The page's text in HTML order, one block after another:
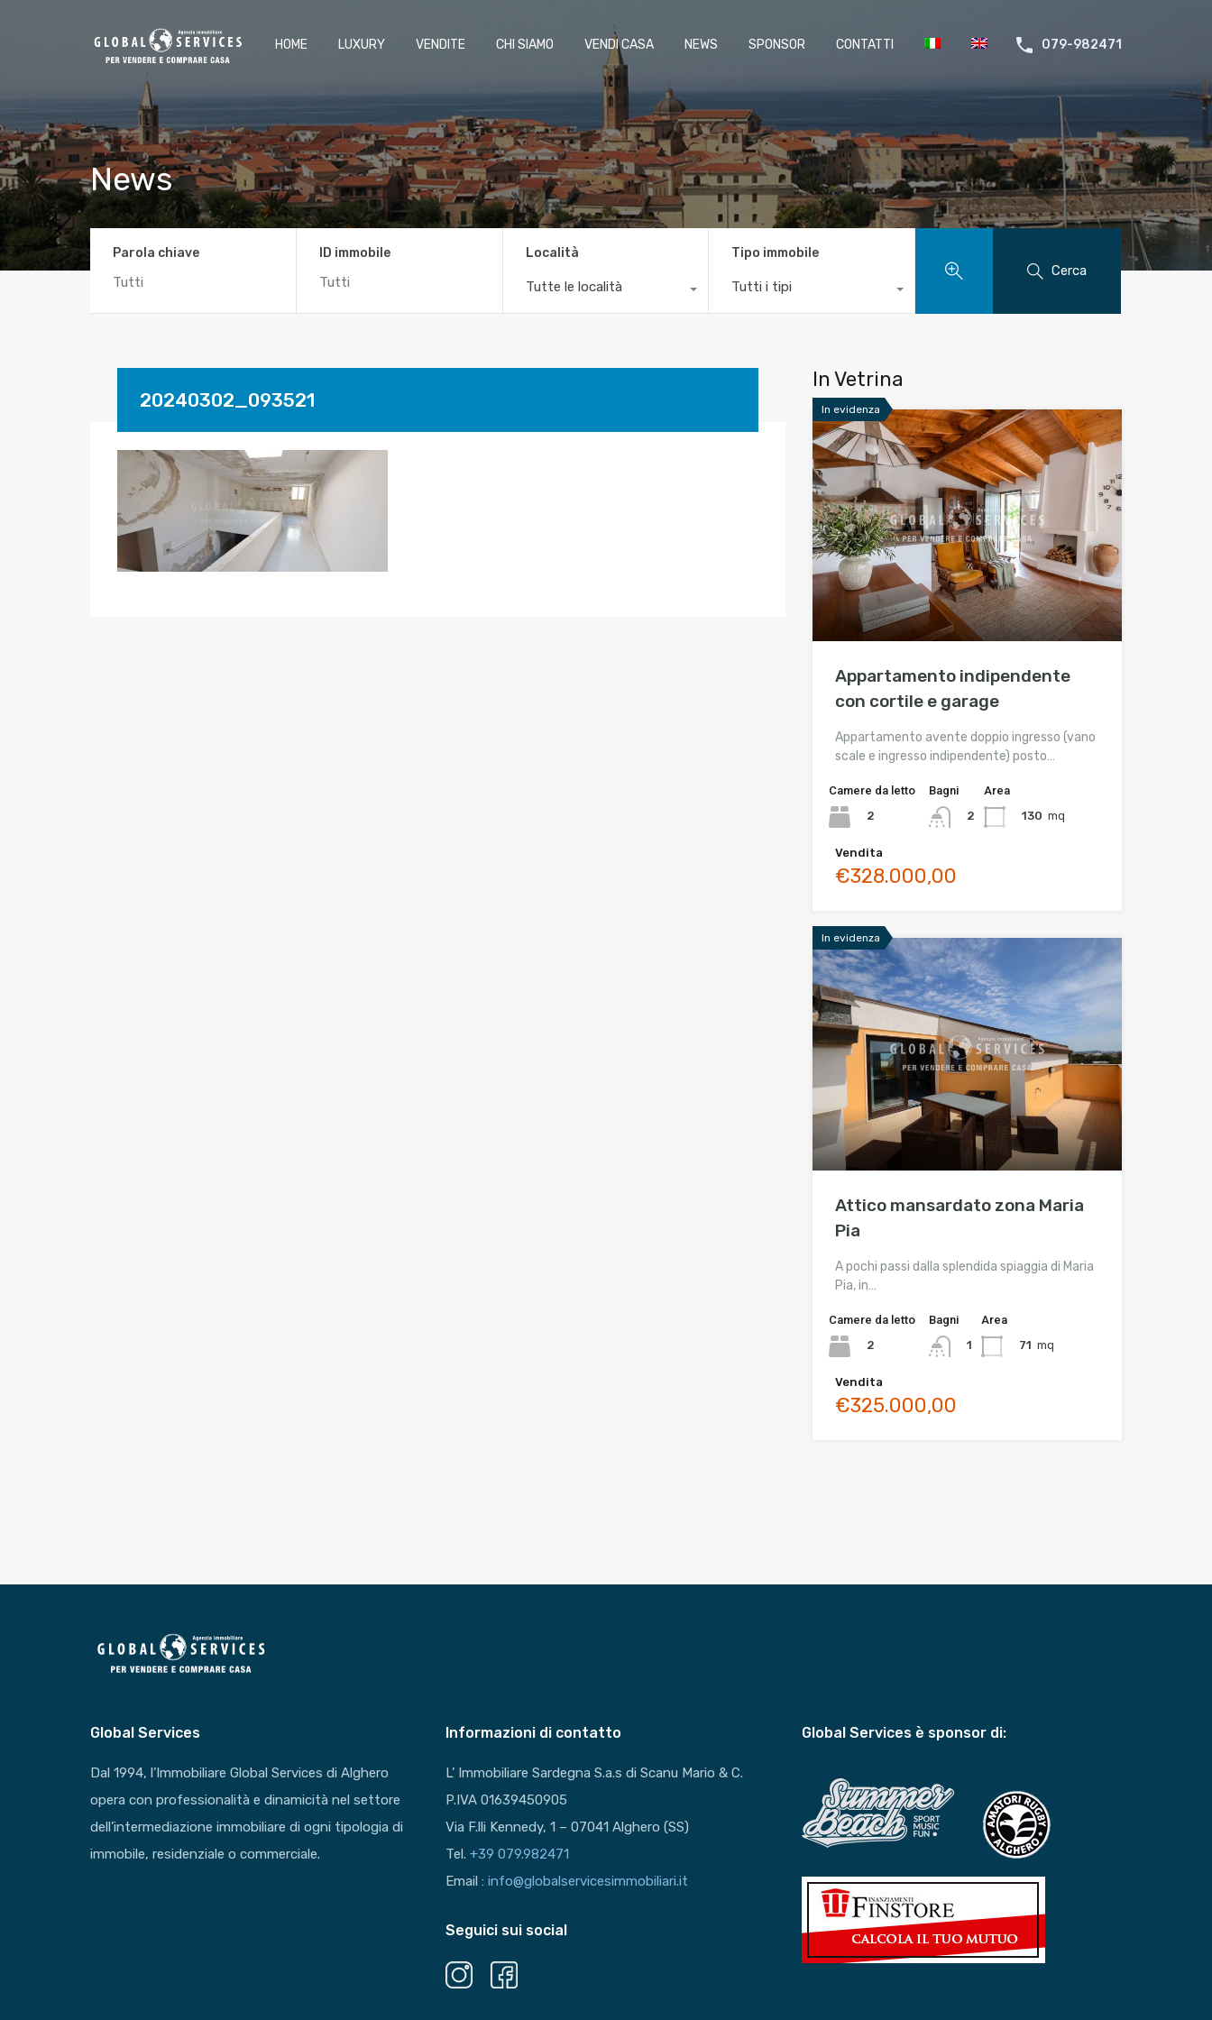
HOME LUXURY VENDITE CHI SIAMO VENDI CASA NEWS SPONSOR CONTATTI 079-982471
News
Parola chiave ID immobile Località
Tutte le località
Tipo immobile
Tutti i tipi
Cerca
20240302_093521
In Vetrina
In evidenza
Appartamento indipendente
con cortile e garage
Appartamento avente doppio ingresso (vano
scale e ingresso indipendente) posto…
Camere da letto
2
Bagni
2
Area
130 mq
Vendita
€328.000,00
In evidenza
Attico mansardato zona Maria
Pia
A pochi passi dalla splendida spiaggia di Maria
Pia, in…
Camere da letto
2
Bagni
1
Area
71 mq
Vendita
€325.000,00
Global Services
Dal 1994, l’Immobiliare Global Services di Alghero
opera con professionalità e dinamicità nel settore
dell’intermediazione immobiliare di ogni tipologia di
immobile, residenziale o commerciale.
Informazioni di contatto
L’ Immobiliare Sardegna S.a.s di Scanu Mario & C.
P.IVA 01639450905
Via F.lli Kennedy, 1 – 07041 Alghero (SS)
Tel.+39 079.982471
Email :info@globalservicesimmobiliari.it
Seguici sui social
Global Services è sponsor di: